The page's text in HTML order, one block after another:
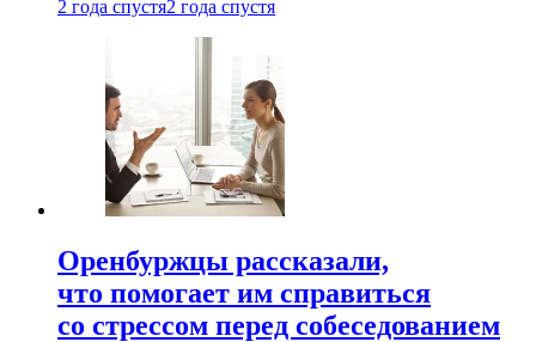
2 года спустя2 года спустя
Оренбуржцы рассказали,
что помогает им справиться
со стрессом перед собеседованием